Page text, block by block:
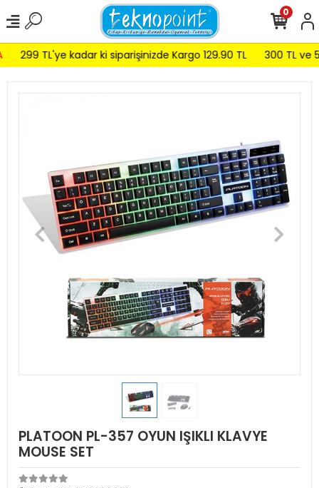
299 TL'ye kadar ki siparişinizde Kargo 129.90 TL 300 TL ve
0
PLATOON PL-357 OYUN IŞIKLI KLAVYE
MOUSE SET